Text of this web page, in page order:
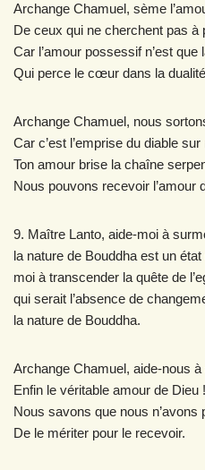
Archange Chamuel, sème
De ceux qui ne cherchent pas à
Car l’amour possessif n’est que
Qui perce le cœur dans la
Archange Chamuel, nous
Car c’est l’emprise du diable
Ton amour brise la chaîne
Nous pouvons recevoir l’amour
9. Maître Lanto, aide-moi à
la nature de Bouddha est un
moi à transcender la quête de
qui serait l’absence de
la nature de Bouddha.
Archange Chamuel, aide-nous
Enfin le véritable amour de Dieu !
Nous savons que nous n’avons
De le mériter pour le recevoir.